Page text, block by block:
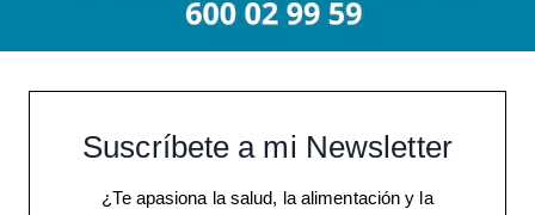
Suscríbete a mi Newsletter
¿Te apasiona la salud, la alimentación y la